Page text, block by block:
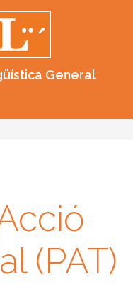
General
(PAT)